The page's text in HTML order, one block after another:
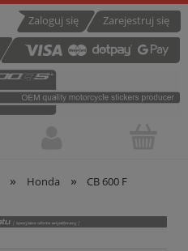
Zarejestruj się
Zaloguj się
» Honda »
CB 600 F